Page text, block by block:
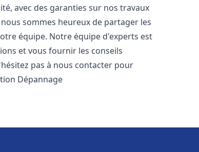
avec des garanties sur nos travaux
sommes heureux de partager les
équipe. Notre équipe d'experts est
et vous fournir les conseils
pas à nous contacter pour
Dépannage